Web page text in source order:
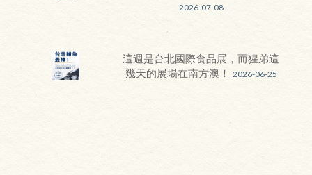
2026-07-08
這週是台北國際食品展，而猩弟這
幾天的展場在南方澳！
2026-06-25